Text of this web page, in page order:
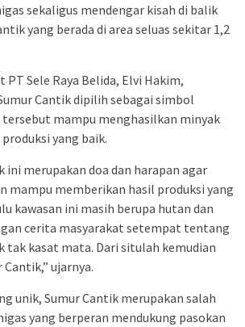
sekaligus mendengar kisah di balik
yang berada di area seluas sekitar 1,2
Sele Raya Belida, Elvi Hakim,
Cantik dipilih sebagai simbol
tersebut mampu menghasilkan minyak
yang baik.
ini merupakan doa dan harapan agar
mampu memberikan hasil produksi yang
kawasan ini masih berupa hutan dan
cerita masyarakat setempat tentang
tak kasat mata. Dari situlah kemudian
ujarnya.
unik, Sumur Cantik merupakan salah
yang berperan mendukung pasokan